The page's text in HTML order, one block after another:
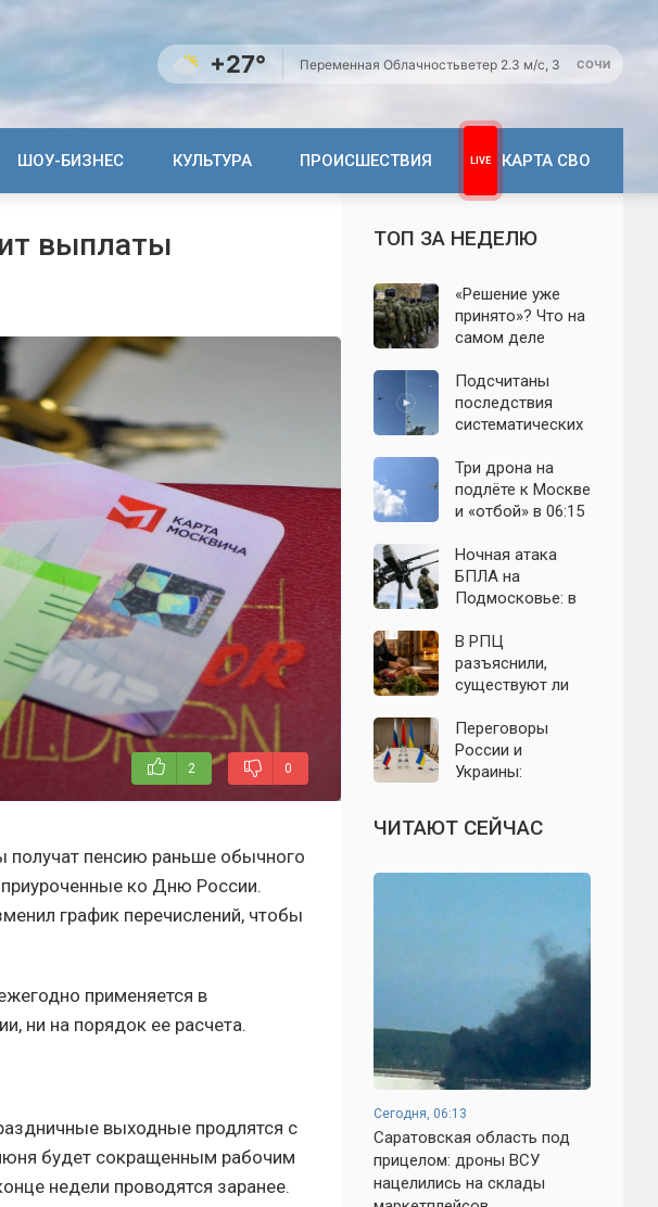
+27° Переменная Облачностьветер 2.3 м/с, З СОЧИ
ШОУ-БИЗНЕС КУЛЬТУРА ПРОИСШЕСТВИЯ КАРТА СВО
выплаты
2 0
получат пенсию раньше обычного
ко Дню России.
график перечислений, чтобы
применяется в
ни на порядок ее расчета.
выходные продлятся с
будет сокращенным рабочим
недели проводятся заранее.
ТОП ЗА НЕДЕЛЮ
«Решение уже
принято»? Что на
самом деле
мобилизации
осенью 2026
года. Указ № 419,
канал и осенние
выборы: откуда
растут слухи о
Подсчитаны
последствия
систематических
Ленинградскую
область: что
известно к 7
Три дрона на
подлёте к Москве
и «отбой» в 06:15
ночном налёте на
Подмосковье
Ночная атака
БПЛА на
Подмосковье: в
округе сбиты
воздушные цели
В РПЦ
разъяснили,
существуют ли
которые
православным
нельзя есть даже
Переговоры
России и
Украины:
перспектива
завершения СВО
ЧИТАЮТ СЕЙЧАС
Сегодня, 06:13
Саратовская область под
прицелом: дроны ВСУ
нацелились на склады